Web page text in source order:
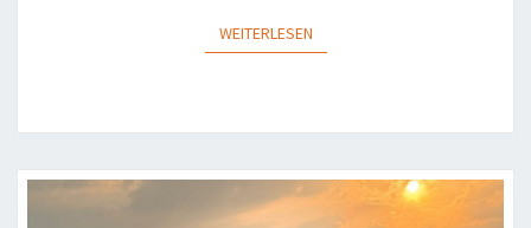
WEITERLESENWEITERLESEN